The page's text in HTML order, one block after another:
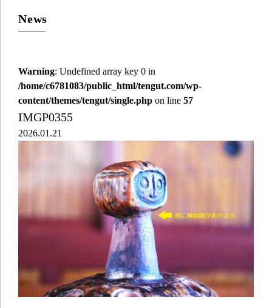
News
Warning: Undefined array key 0 in
/home/c6781083/public_html/tengut.com/wp-
content/themes/tengut/single.php on line 57
IMGP0355
2026.01.21